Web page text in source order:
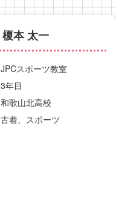
榎本 太一
JPCスポーツ教室
3年目
和歌山北高校
古着、スポーツ
田中 羅
JPCスポーツ教室
勤続年数
出身校
所属部署